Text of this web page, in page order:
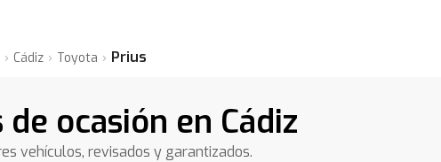
Cádiz Toyota Prius
ocasión en Cádiz
vehículos, revisados y garantizados.